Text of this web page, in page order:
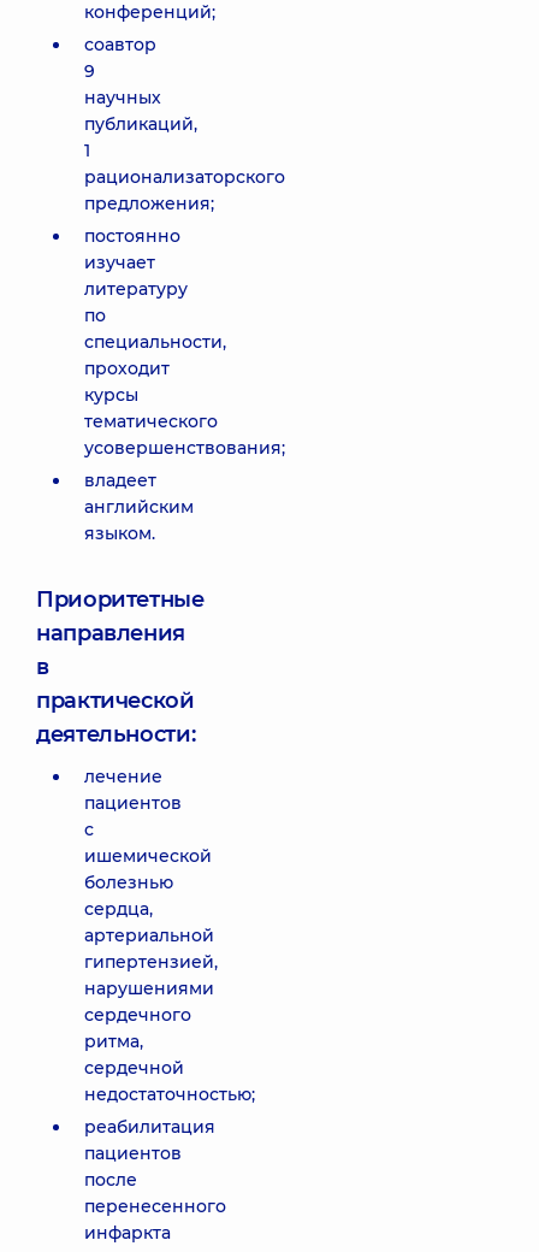
конференций;
соавтор
9
научных
публикаций,
1
рационализаторского
предложения;
постоянно
изучает
литературу
по
специальности,
проходит
курсы
тематического
усовершенствования;
владеет
английским
языком.
Приоритетные
направления
в
практической
деятельности:
лечение
пациентов
с
ишемической
болезнью
сердца,
артериальной
гипертензией,
нарушениями
сердечного
ритма,
сердечной
недостаточностью;
реабилитация
пациентов
после
перенесенного
инфаркта